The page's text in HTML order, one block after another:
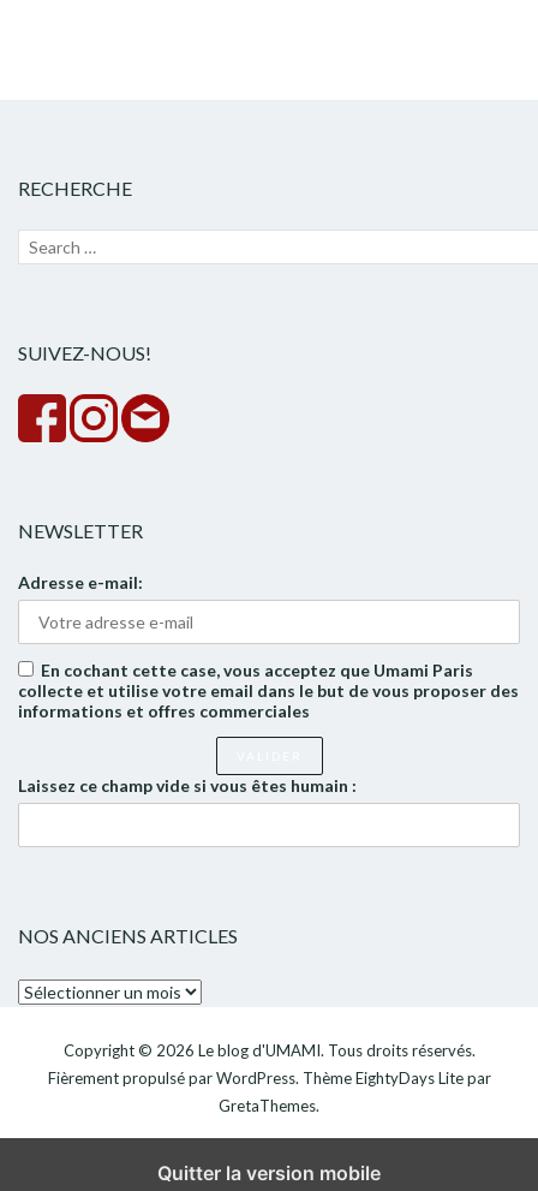
RECHERCHE
Recherche
SUIVEZ-NOUS!
NEWSLETTER
Adresse e-mail:
En cochant cette case, vous acceptez que Umami Paris
collecte et utilise votre email dans le but de vous proposer des
informations et offres commerciales
Laissez ce champ vide si vous êtes humain :
NOS ANCIENS ARTICLES
Nos
articlesCopyright © 2026 Le blog d'UMAMI. Tous droits réservés.
Fièrement propulsé parWordPress. ThèmeEightyDays Litepar
GretaThemes.
Quitter la version mobile